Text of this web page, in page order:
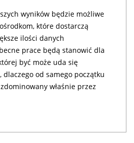
wyników będzie możliwe
które dostarczą
ilości danych
prace będą stanowić dla
być może uda się
od samego początku
właśnie przez